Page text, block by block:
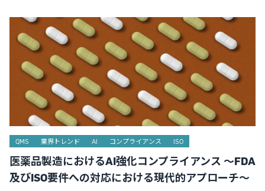
QMS 業界トレンド AI コンプライアンス ISO
医薬品製造におけるAI強化コンプライアンス ～FDA
及びISO要件への対応における現代的アプローチ～